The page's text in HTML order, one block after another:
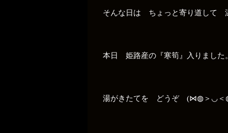
そんな日は ちょっと寄り道して
本日 姫路産の『寒筍』入りました。
湯がきたてを どうぞ (⋈◍＞◡